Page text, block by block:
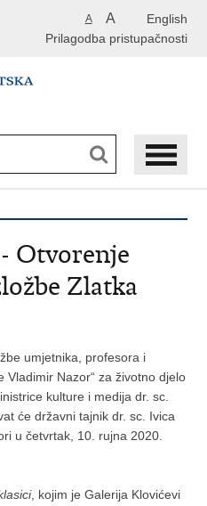
English
A A
Prilagodba pristupačnosti
Otvorenje
Zlatka
umjetnika, profesora i
Vladimir Nazor“ za životno djelo
kulture i medija dr. sc.
će državni tajnik dr. sc. Ivica
u četvrtak, 10. rujna 2020.
, kojim je Galerija Klovićevi